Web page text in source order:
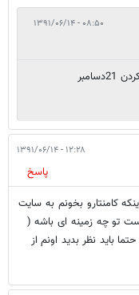
۰۸:۵۰ - ۱۳۹۱/۰۶/۱۴
اوني كه اقوام باستاني مثل پيش بيني كردن 21دسامبر
۱۲:۲۸ - ۱۳۹۱/۰۶/۱۴
پاسخ
کامنتارو بخونم به سایت
تو چه زمینه ای باشه (
باید نظر بدید اونم از